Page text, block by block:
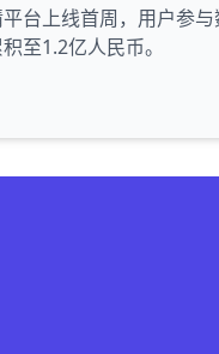
台上线首周，用户参
至1.2亿人民币。